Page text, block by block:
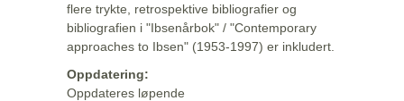
flere trykte, retrospektive bibliografier og
bibliografien i "Ibsenårbok" / "Contemporary
approaches to Ibsen" (1953-1997) er inkludert.
Oppdatering:
Oppdateres løpende